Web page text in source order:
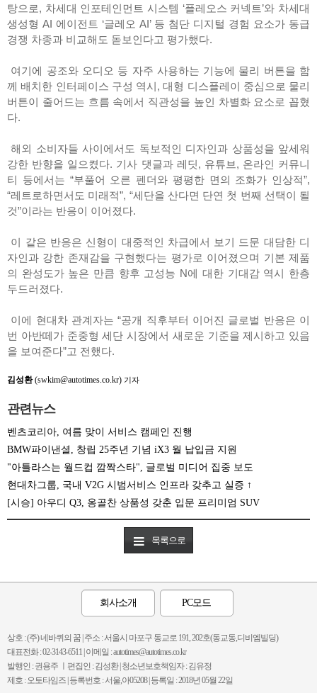
탕으로, 차세대 인포테인먼트 시스템 ‘플레오스 커넥트’와 차세대
생성형 AI 에이전트 ‘글레오 AI’ 등 첨단 디지털 경험 요소가 동급
경쟁 차종과 비교해도 돋보인다고 평가했다.
여기에 공조와 오디오 등 자주 사용하는 기능에 물리 버튼을 함
께 배치한 인터페이스 구성 역시, 대형 디스플레이 중심으로 물리
버튼이 줄어드는 흐름 속에서 직관성을 높인 차별화 요소로 꼽혔
다.
해외 소비자들 사이에서도 독보적인 디자인과 상품성을 앞세워
강한 반향을 일으켰다. 기사 댓글과 레딧, 유튜브, 온라인 커뮤니
티 등에서는 “부풀어 오른 펜더와 평평한 면의 조화가 인상적”,
“레트로하면서도 미래적”, “세단을 산다면 단연 첫 번째 선택이 될
것”이라는 반응이 이어졌다.
이 같은 반응은 신형이 대중적인 차급에서 보기 드문 대담한 디
자인과 강한 존재감을 구현했다는 평가로 이어졌으며 기본 제품
의 완성도가 높은 만큼 향후 고성능 N에 대한 기대감 역시 한층
두드러졌다.
이에 현대차 관계자는 “공개 직후부터 이어진 글로벌 반응은 이
번 아반떼가 준중형 세단 시장에서 새로운 기준을 제시하고 있음
을 보여준다”고 전했다.
김성환(swkim@autotimes.co.kr) 기자
관련뉴스
벤츠코리아, 여름 맞이 서비스 캠페인 진행
BMW파이낸셜, 창립 25주년 기념 iX3 월 납입금 지원
"아틀라스는 월드컵 깜짝스타", 글로벌 미디어 집중 보도
현대차그룹, 국내 V2G 시범서비스 인프라 갖추고 실증 ↑
[시승] 아우디 Q3, 옹골찬 상품성 갖춘 입문 프리미엄 SUV
목록으로
회사소개 PC모드
상호 : (주) 네바퀴의 꿈 | 주소 : 서울시 마포구 동교로 191, 202호(동교동,디비엠빌딩)
대표전화 : 02-3143-6511 | 이메일 : autotimes@autotimes.co.kr
발행인 : 권용주 ㅣ편집인 : 김성환 | 청소년보호책임자 : 김유정
제호 : 오토타임즈 | 등록번호 : 서울,아05208 | 등록일 : 2018년 05월 22일